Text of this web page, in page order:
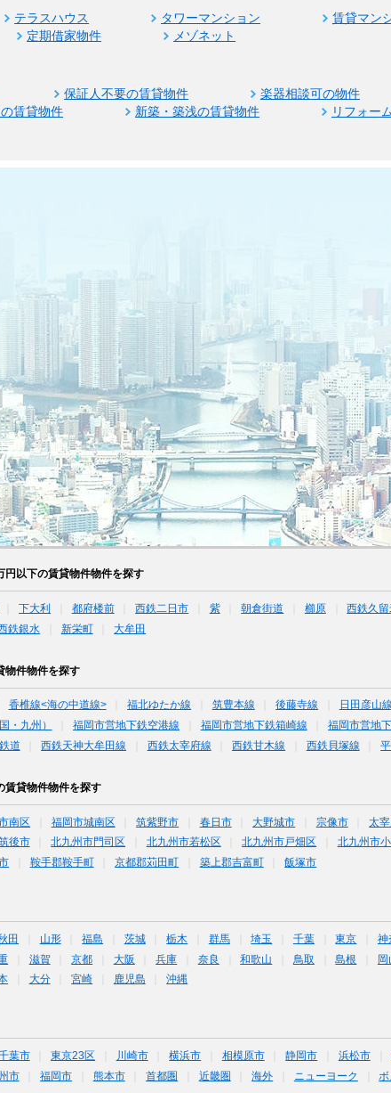
テラスハウス タワーマンション 賃貸マン
定期借家物件 メゾネット
保証人不要の賃貸物件 楽器相談可の物件
賃貸物件
新築・築浅の賃貸物件 リフォー
円以下の賃貸物件物件を探す
下大利 都府楼前 西鉄二日市 紫 朝倉街道 櫛原 西鉄久留
鉄銀水 新栄町 大牟田
物件物件を探す
香椎線<海の中道線> 福北ゆたか線 筑豊本線 後藤寺線 日田彦山線
・九州） 福岡市営地下鉄空港線 福岡市営地下鉄箱崎線 福岡市営地
道 西鉄天神大牟田線 西鉄太宰府線 西鉄甘木線 西鉄貝塚線
賃貸物件物件を探す
南区 福岡市城南区 筑紫野市 春日市 大野城市 宗像市 太
後市 北九州市門司区 北九州市若松区 北九州市戸畑区 北九州市
鞍手郡鞍手町 京都郡苅田町 築上郡吉富町 飯塚市
田 山形 福島 茨城 栃木 群馬 埼玉 千葉 東京 神
滋賀 京都 大阪 兵庫 奈良 和歌山 鳥取 島根 岡
大分 宮崎 鹿児島 沖縄
葉市 東京23区 川崎市 横浜市 相模原市 静岡市 浜松市
市 福岡市 熊本市 首都圏 近畿圏 海外 ニューヨーク